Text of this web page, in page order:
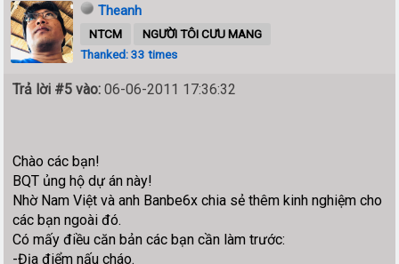
Theanh
NTCM
NGƯỜI TÔI CƯU MANG
Thanked: 33 times
Trả lời #5 vào: 06-06-2011 17:36:32
Chào các bạn!
BQT ủng hộ dự án này!
Nhờ Nam Việt và anh Banbe6x chia sẻ thêm kinh nghiệm cho
các bạn ngoài đó.
Có mấy điều căn bản các bạn cần làm trước:
-Địa điểm nấu cháo.